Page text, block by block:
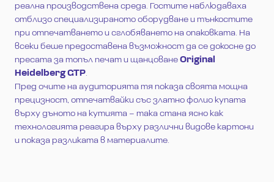
реална производствена среда. Гостите наблюдаваха
отблизо специализираното оборудване и тънкостите
при отпечатването и сглобяването на опаковката. На
всеки беше предоставена възможност да се докосне до
пресата за топъл печат и щанцоване Original
Heidelberg GTP.
Пред очите на аудиторията тя показа своята мощна
прецизност, отпечатвайки със златно фолио купата
върху дъното на кутията – така стана ясно как
технологията реагира върху различни видове картони
и показа разликата в материалите.